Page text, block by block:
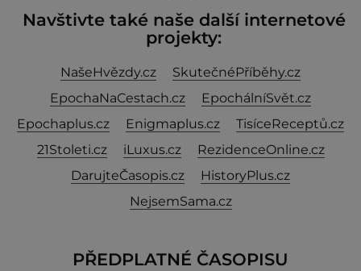
Navštivte také naše další internetové
projekty:
NašeHvězdy.cz
SkutečnéPříběhy.cz
EpochaNaCestach.cz
EpochálníSvět.cz
Epochaplus.cz
Enigmaplus.cz
TisíceReceptů.cz
21Stoleti.cz
iLuxus.cz
RezidenceOnline.cz
DarujteČasopis.cz
HistoryPlus.cz
NejsemSama.cz
PŘEDPLATNÉ ČASOPISU